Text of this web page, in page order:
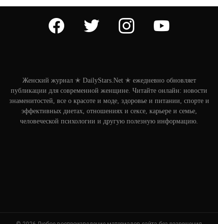
facebook twitter instagram youtube
Женский журнал ✭ DailyStars.Net ✭ ежедневно обновляет
публикации для современной женщине. Читайте онлайн: новости
знаменитостей, все о красоте и моде, здоровье и питании, спорте и
эффективных диетах, отношениях и сексе, карьере и семье,
человеческой психологии и другую полезную информацию.